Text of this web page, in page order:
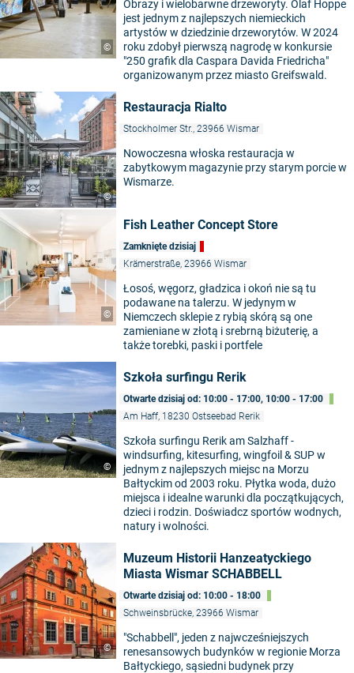
©
Obrazy i wielobarwne drzeworyty. Olaf Hoppe
jest jednym z najlepszych niemieckich
artystów w dziedzinie drzeworytów. W 2024
roku zdobył pierwszą nagrodę w konkursie
"250 grafik dla Caspara Davida Friedricha"
organizowanym przez miasto Greifswald.
©
Restauracja Rialto
Stockholmer Str., 23966 Wismar
Nowoczesna włoska restauracja w
zabytkowym magazynie przy starym porcie w
Wismarze.
©
Fish Leather Concept Store
Zamknięte dzisiaj
Krämerstraße, 23966 Wismar
Łosoś, węgorz, gładzica i okoń nie są tu
podawane na talerzu. W jedynym w
Niemczech sklepie z rybią skórą są one
zamieniane w złotą i srebrną biżuterię, a
także torebki, paski i portfele
©
Szkoła surfingu Rerik
Otwarte dzisiaj od: 10:00 - 17:00, 10:00 - 17:00
Am Haff, 18230 Ostseebad Rerik
Szkoła surfingu Rerik am Salzhaff -
windsurfing, kitesurfing, wingfoil & SUP w
jednym z najlepszych miejsc na Morzu
Bałtyckim od 2003 roku. Płytka woda, dużo
miejsca i idealne warunki dla początkujących,
dzieci i rodzin. Doświadcz sportów wodnych,
natury i wolności.
©
Muzeum Historii Hanzeatyckiego
Miasta Wismar SCHABBELL
Otwarte dzisiaj od: 10:00 - 18:00
Schweinsbrücke, 23966 Wismar
"Schabbell", jeden z najwcześniejszych
renesansowych budynków w regionie Morza
Bałtyckiego, sąsiedni budynek przy